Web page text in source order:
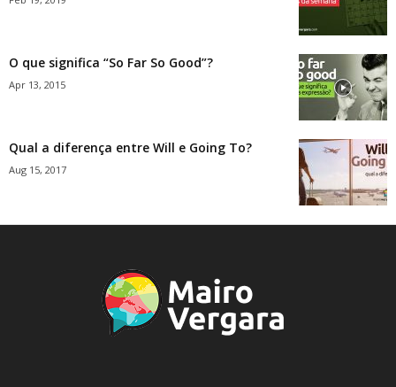
O que significa “So Far So Good”?
Apr 13, 2015
Qual a diferença entre Will e Going To?
Aug 15, 2017